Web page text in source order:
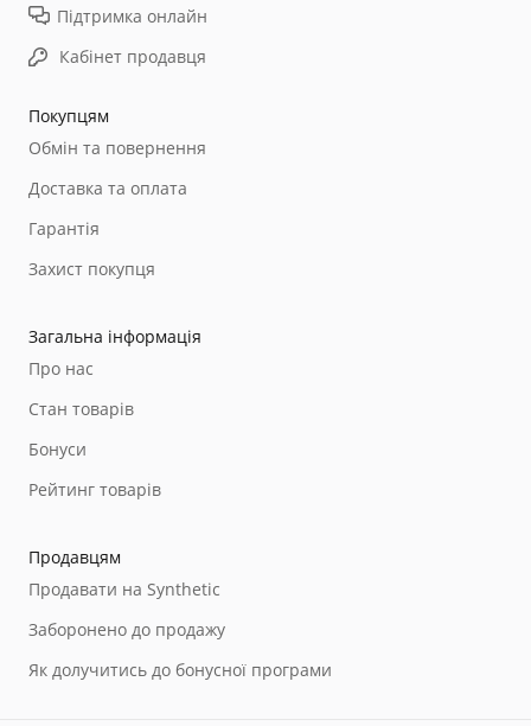
Покупцям
Обмін та повернення
Доставка та оплата
Гарантія
Захист покупця
Загальна інформація
Про нас
Стан товарів
Бонуси
Рейтинг товарів
Продавцям
Продавати на Synthetic
Заборонено до продажу
Як долучитись до бонусної програми
Підтримка онлайн
Кабінет продавця